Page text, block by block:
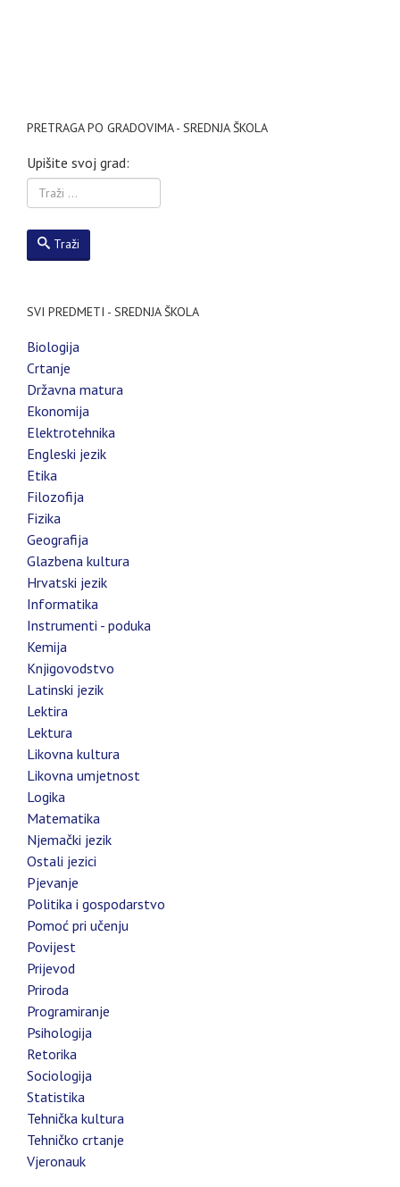
PRETRAGA PO GRADOVIMA - SREDNJA ŠKOLA
Upišite svoj grad:
Traži
SVI PREDMETI - SREDNJA ŠKOLA
Biologija
Crtanje
Državna matura
Ekonomija
Elektrotehnika
Engleski jezik
Etika
Filozofija
Fizika
Geografija
Glazbena kultura
Hrvatski jezik
Informatika
Instrumenti - poduka
Kemija
Knjigovodstvo
Latinski jezik
Lektira
Lektura
Likovna kultura
Likovna umjetnost
Logika
Matematika
Njemački jezik
Ostali jezici
Pjevanje
Politika i gospodarstvo
Pomoć pri učenju
Povijest
Prijevod
Priroda
Programiranje
Psihologija
Retorika
Sociologija
Statistika
Tehnička kultura
Tehničko crtanje
Vjeronauk